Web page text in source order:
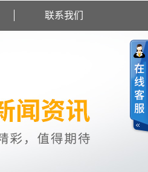
联系我们